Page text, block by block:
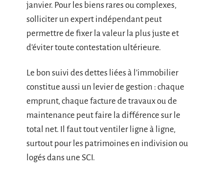
janvier. Pour les biens rares ou complexes,
solliciter un expert indépendant peut
permettre de fixer la valeur la plus juste et
d’éviter toute contestation ultérieure.
Le bon suivi des dettes liées à l’immobilier
constitue aussi un levier de gestion : chaque
emprunt, chaque facture de travaux ou de
maintenance peut faire la différence sur le
total net. Il faut tout ventiler ligne à ligne,
surtout pour les patrimoines en indivision ou
logés dans une SCI.